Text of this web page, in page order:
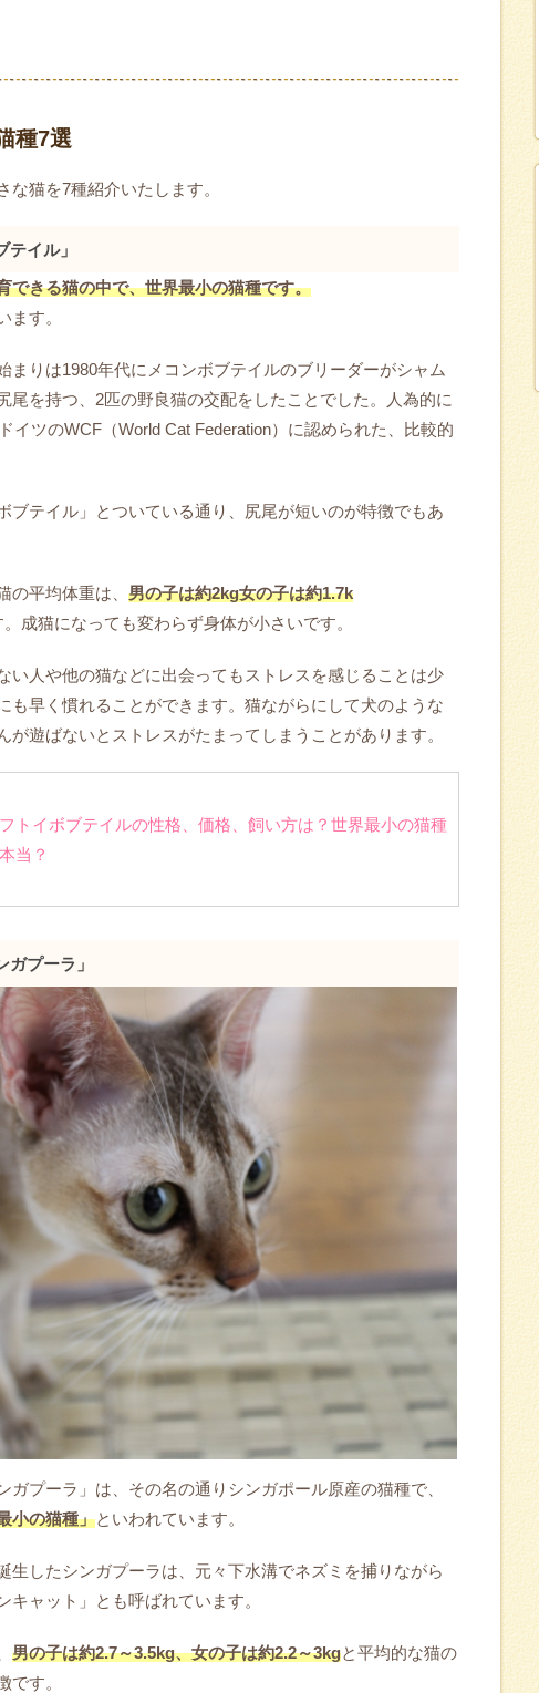
種7選
猫を7種紹介いたします。
イル」
できる猫の中で、世界最小の猫種です。
ます。
まりは1980年代にメコンボブテイルのブリーダーがシャム
尾を持つ、2匹の野良猫の交配をしたことでした。人為的に
イツのWCF（World Cat Federation）に認められた、比較的
ブテイル」とついている通り、尻尾が短いのが特徴でもあ
の平均体重は、 男の子は約2kg女の子は約1.7k
成猫になっても変わらず身体が小さいです。
い人や他の猫などに出会ってもストレスを感じることは少
も早く慣れることができます。猫ながらにして犬のような
遊ばないとストレスがたまってしまうことがあります。
トイボブテイルの性格、価格、飼い方は？世界最小の猫種
当？
プーラ」
プーラ」は、その名の通りシンガポール原産の猫種で、
小の猫種」といわれています。
生したシンガプーラは、元々下水溝でネズミを捕りながら
ャット」とも呼ばれています。
男の子は約2.7～3.5kg、女の子は約2.2～3kgと平均的な猫の
です。